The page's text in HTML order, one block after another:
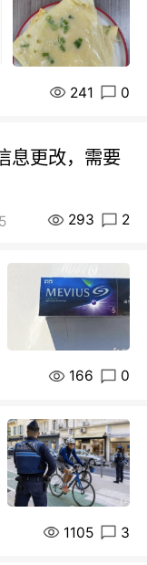
241 0
息更改，需要
293 2
166 0
1105 3